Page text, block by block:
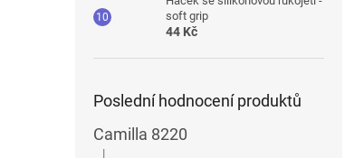
soft grip
44 Kč
Poslední hodnocení produktů
Camilla 8220
|